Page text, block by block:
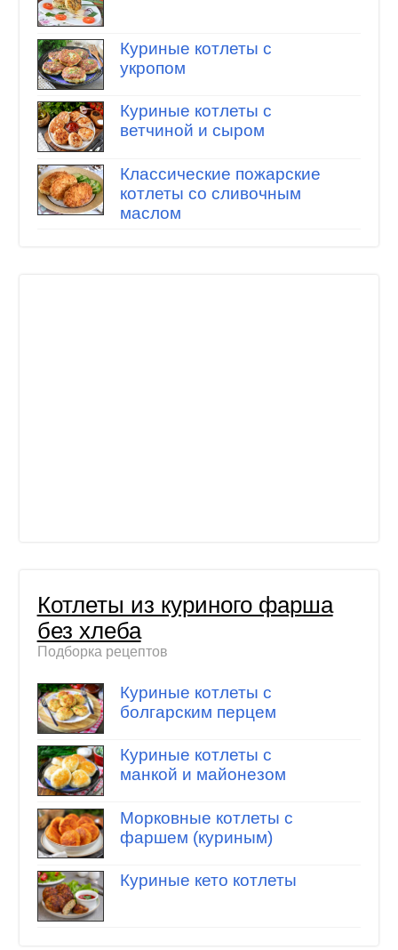
Куриные котлеты с
укропом
Куриные котлеты с
ветчиной и сыром
Классические пожарские
котлеты со сливочным
маслом
Котлеты из куриного фарша
без хлеба
Подборка рецептов
Куриные котлеты с
болгарским перцем
Куриные котлеты с
манкой и майонезом
Морковные котлеты с
фаршем (куриным)
Куриные кето котлеты